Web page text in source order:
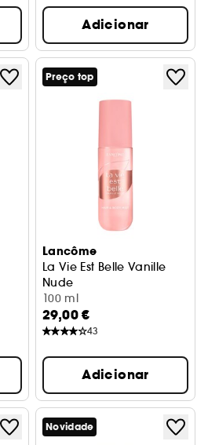
Adicionar
Preço top
Lancôme
La Vie Est Belle Vanille
Nude
Bruma Corporal
100 ml
29,00 €
43
Adicionar
Novidade